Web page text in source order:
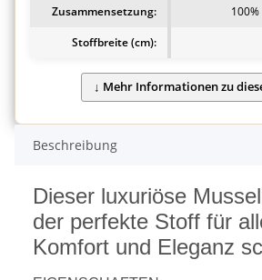
Zusammensetzung:
Stoffbreite (cm):
Beschreibung
Dieser luxuriöse
der perfekte Stoff für
Komfort und Eleganz